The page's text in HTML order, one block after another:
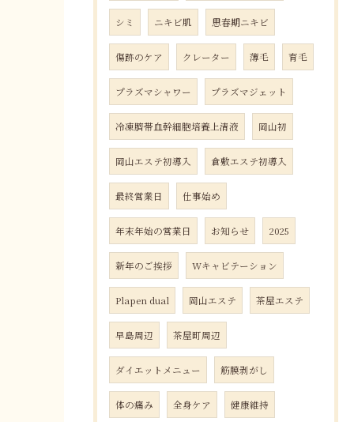
シミ ニキビ肌 思春期ニキビ
傷跡のケア クレーター 薄毛 育毛
プラズマシャワー プラズマジェット
冷凍臍帯血幹細胞培養上清液 岡山初
岡山エステ初導入 倉敷エステ初導入
最終営業日 仕事始め
年末年始の営業日 お知らせ 2025
新年のご挨拶 Wキャビテーション
Plapen dual 岡山エステ 茶屋エステ
早島周辺 茶屋町周辺
ダイエットメニュー 筋膜剥がし
体の痛み 全身ケア 健康維持